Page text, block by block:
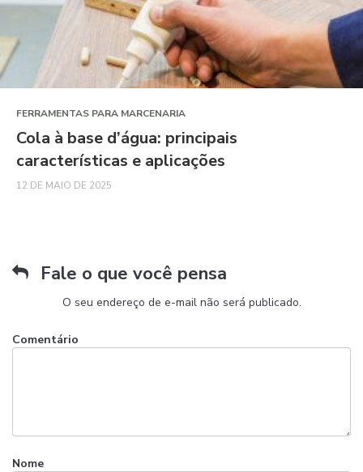
FERRAMENTAS PARA MARCENARIA
Cola à base d’água: principais
características e aplicações
12 DE MAIO DE 2025
Fale o que você pensa
O seu endereço de e-mail não será publicado.
Nome
Comentário